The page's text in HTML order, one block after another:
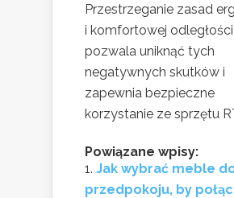
Przestrzeganie zasad
i komfortowej odległości
pozwala uniknąć tych
negatywnych skutków i
zapewnia bezpieczne
korzystanie ze sprzętu
Powiązane wpisy:
Jak wybrać meble
przedpokoju, by